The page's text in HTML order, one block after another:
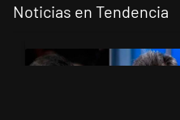
Noticias en Tendencia
Un artículo de tendencia con